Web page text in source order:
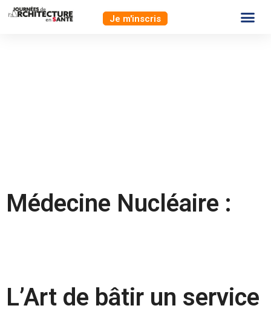
Je m'inscris
Médecine Nucléaire :
L’Art de bâtir un service